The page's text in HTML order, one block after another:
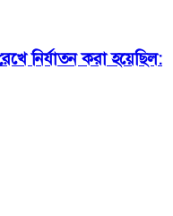
নির্যাতন করা হয়েছিল: